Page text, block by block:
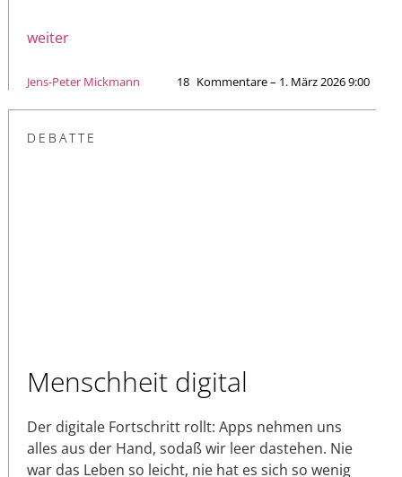
weiter
Jens-Peter Mickmann 18 Kommentare – 1. März 2026 9:00
DEBATTE
Menschheit digital
Der digitale Fortschritt rollt: Apps nehmen uns
alles aus der Hand, sodaß wir leer dastehen. Nie
war das Leben so leicht, nie hat es sich so wenig